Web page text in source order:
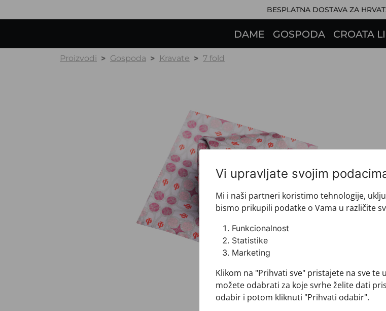
BESPLATNA DOSTAVA ZA
DAME GOSPODA CROATA
Proizvodi Gospoda Kravate 7 fold
Vi upravljate svojim
Mi i naši partneri koristimo tehnologije,
bismo prikupili podatke o Vama u različite
Funkcionalnost
Statistike
Marketing
Klikom na "Prihvati sve" pristajete na sve te
možete odabrati za koje svrhe želite dati
odabir i potom kliknuti "Prihvati odabir".